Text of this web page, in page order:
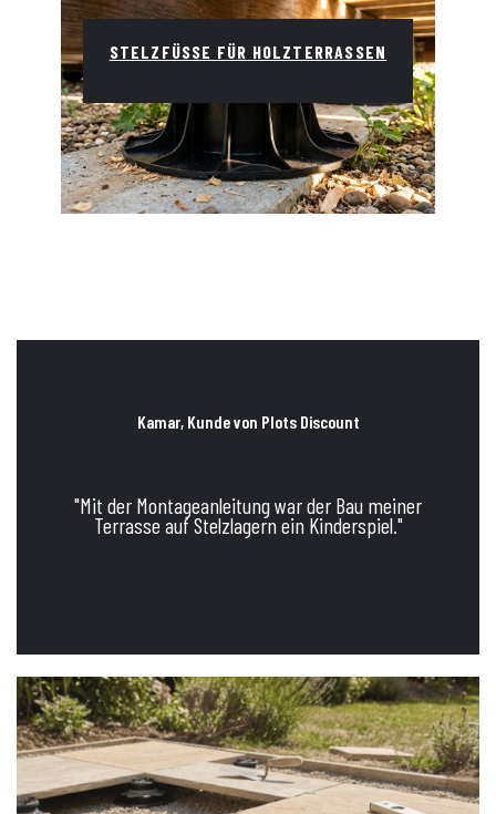
STELZFÜSSE FÜR HOLZTERRASSEN
Kamar, Kunde von Plots Discount
"Mit der Montageanleitung war der Bau meiner
Terrasse auf Stelzlagern ein Kinderspiel."